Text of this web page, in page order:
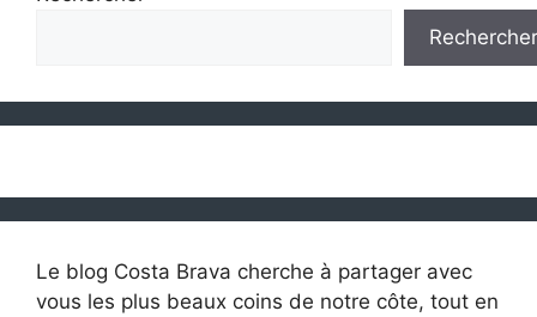
Rechercher
Le blog Costa Brava cherche à partager avec
vous les plus beaux coins de notre côte, tout en